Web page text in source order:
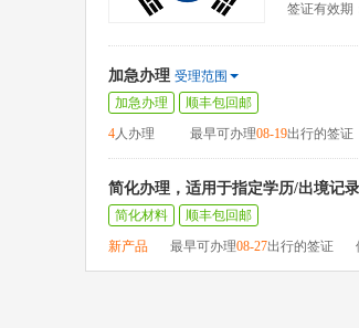
签证有效期
加急办理 受理范围
加急办理
顺丰包回邮
4人办理 最早可办理08-19出行的签证
简化办理，适用于指定学历/出境记
简化材料
顺丰包回邮
新产品
最早可办理08-27出行的签证